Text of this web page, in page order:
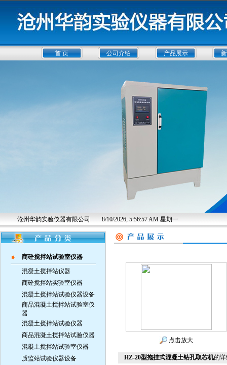
首 页 公司介绍 产品展示
沧州华韵实验仪器有限公司 8/10/2026, 5:56:58 AM 星期一
商砼搅拌站试验室仪器
混凝土搅拌站仪器
商砼搅拌站实验室仪器
混凝土搅拌站试验仪器设备
商品混凝土搅拌站试验室仪
器
混凝土搅拌站试验仪器
商品混凝土搅拌站试验仪器
混凝土搅拌站试验室仪器
质监站试验仪器设备
点击放大
HZ-20型拖挂式混凝土钻孔取芯机的详